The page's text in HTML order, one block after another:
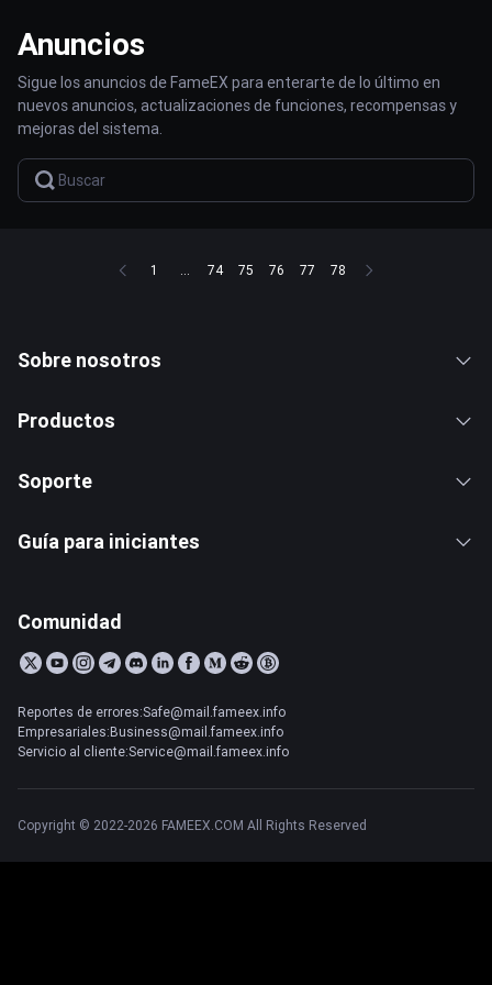
Anuncios
Sigue los anuncios de FameEX para enterarte de lo último en
nuevos anuncios, actualizaciones de funciones, recompensas y
mejoras del sistema.
1 ... 74 75 76 77 78
Sobre nosotros
Productos
Soporte
Guía para iniciantes
Comunidad
Reportes de errores:Safe@mail.fameex.info
Empresariales:Business@mail.fameex.info
Servicio al cliente:Service@mail.fameex.info
Copyright © 2022-2026 FAMEEX.COM All Rights Reserved